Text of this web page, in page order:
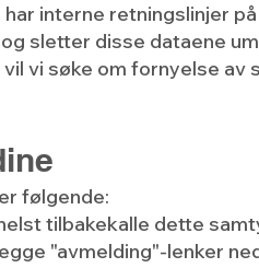
interne retningslinjer
sletter disse dataene
vi søke om fornyelse
følgende:
tilbakekalle dette
"avmelding"-lenker